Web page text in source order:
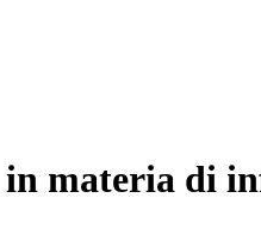
in materia di